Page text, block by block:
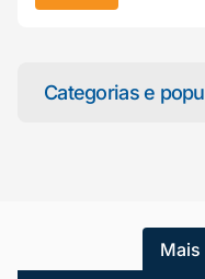
Categorias e
Atendimento ao
Blog
online agora